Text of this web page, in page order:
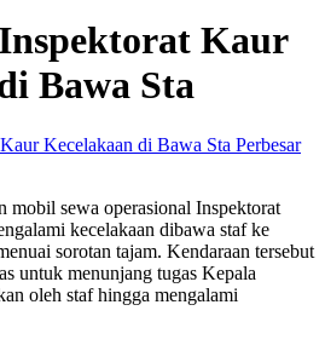
Kaur
Bawa Sta
Perbesar
mobil sewa operasional Inspektorat
kecelakaan dibawa staf ke
sorotan tajam. Kendaraan tersebut
untuk menunjang tugas Kepala
oleh staf hingga mengalami